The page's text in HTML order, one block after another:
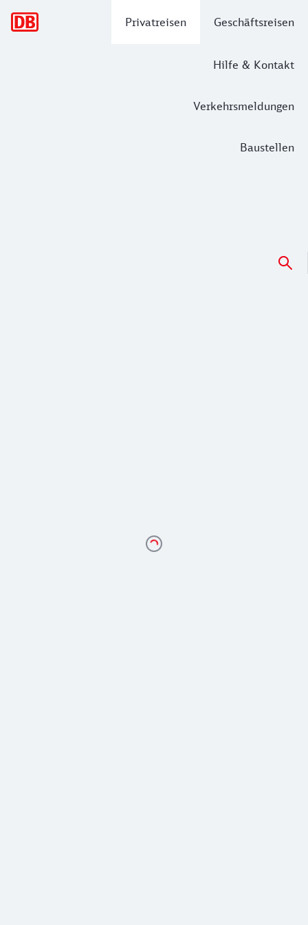
Privatreisen Geschäftsreisen
Hilfe & Kontakt
Verkehrsmeldungen
Baustellen